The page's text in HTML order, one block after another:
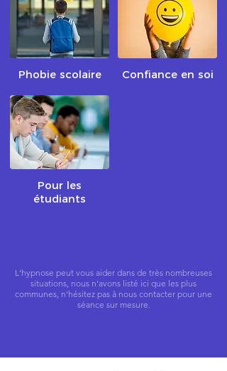
Phobie scolaire Confiance en soi
Pour les
étudiants
L'hypnose peut vous aider dans de très nombreuses
situations, nous n'avons listé ici que les plus
communes, n'hésitez pas à nous contacter pour une
séance sur mesure.